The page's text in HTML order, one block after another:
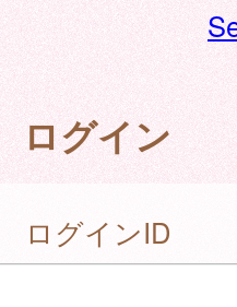
ログイン
ログインID